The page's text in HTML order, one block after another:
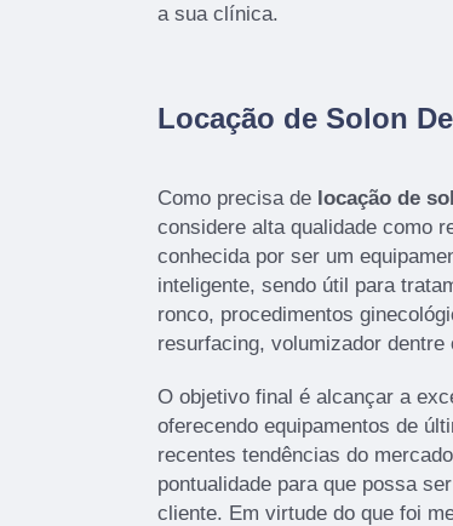
a sua clínica.
Locação de Solon
Como precisa de locação de
considere alta qualidade como
conhecida por ser um
inteligente, sendo útil para
ronco, procedimentos
resurfacing, volumizador dentre
O objetivo final é alcançar a
oferecendo equipamentos de
recentes tendências do
pontualidade para que possa
cliente. Em virtude do que foi